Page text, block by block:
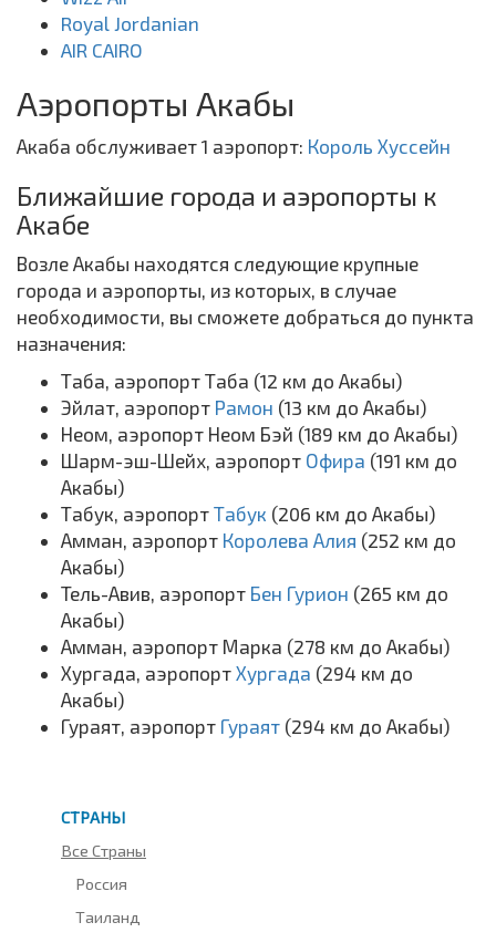
Royal Jordanian
AIR CAIRO
Аэропорты Акабы
Акаба обслуживает 1 аэропорт: Король Хуссейн
Ближайшие города и аэропорты к
Акабе
Возле Акабы находятся следующие крупные
города и аэропорты, из которых, в случае
необходимости, вы сможете добраться до пункта
назначения:
Таба, аэропорт Таба (12 км до Акабы)
Эйлат, аэропорт Рамон (13 км до Акабы)
Неом, аэропорт Неом Бэй (189 км до Акабы)
Шарм-эш-Шейх, аэропорт Офира (191 км до
Акабы)
Табук, аэропорт Табук (206 км до Акабы)
Амман, аэропорт Королева Алия (252 км до
Акабы)
Тель-Авив, аэропорт Бен Гурион (265 км до
Акабы)
Амман, аэропорт Марка (278 км до Акабы)
Хургада, аэропорт Хургада (294 км до
Акабы)
Гураят, аэропорт Гураят (294 км до Акабы)
СТРАНЫ
Все Страны
Россия
Таиланд